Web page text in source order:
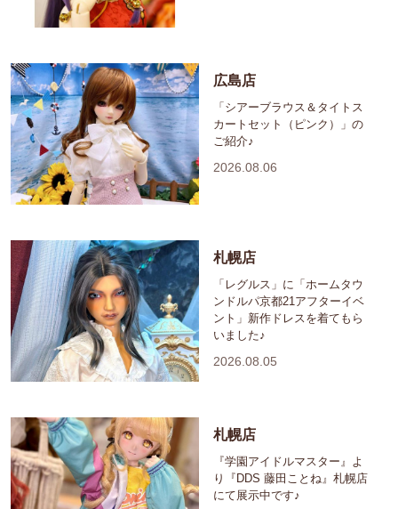
広島店
「シアーブラウス＆タイトス
カートセット（ピンク）」の
ご紹介♪
2026.08.06
札幌店
「レグルス」に「ホームタウ
ンドルパ京都21アフターイベ
ント」新作ドレスを着てもら
いました♪
2026.08.05
札幌店
『学園アイドルマスター』よ
り『DDS 藤田ことね』札幌店
にて展示中です♪